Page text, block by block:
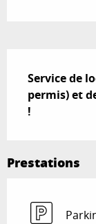
Service de
permis) et
!
Prestations